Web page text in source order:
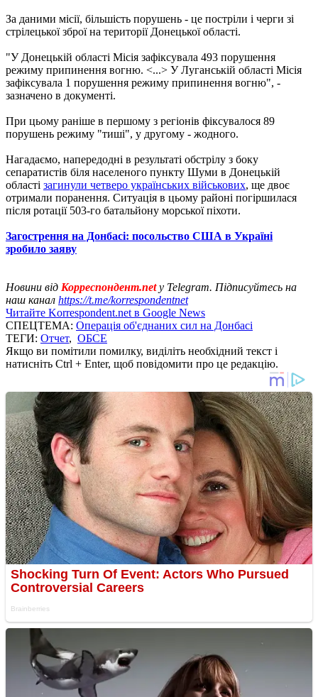
За даними місії, більшість порушень - це постріли і черги зі
стрілецької зброї на території Донецької області.
"У Донецькій області Місія зафіксувала 493 порушення
режиму припинення вогню. <...> У Луганській області Місія
зафіксувала 1 порушення режиму припинення вогню", -
зазначено в документі.
При цьому раніше в першому з регіонів фіксувалося 89
порушень режиму "тиші", у другому - жодного.
Нагадаємо, напередодні в результаті обстрілу з боку
сепаратистів біля населеного пункту Шуми в Донецькій
області загинули четверо українських військових, ще двоє
отримали поранення. Ситуація в цьому районі погіршилася
після ротації 503-го батальйону морської піхоти.
Загострення на Донбасі: посольство США в Україні
зробило заяву
Новини від Корреспондент.netу Telegram. Підписуйтесь на
наш канал https://t.me/korrespondentnet
Читайте Korrespondent.net в Google News
СПЕЦТЕМА: Операція об'єднаних сил на Донбасі
ТЕГИ: Отчет, ОБСЕ
Якщо ви помітили помилку, виділіть необхідний текст і
натисніть Ctrl + Enter, щоб повідомити про це редакцію.